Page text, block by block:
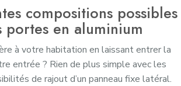
compositions possibles
portes en aluminium
à votre habitation en laissant entrer la
entrée ? Rien de plus simple avec les
de rajout d’un panneau fixe latéral.